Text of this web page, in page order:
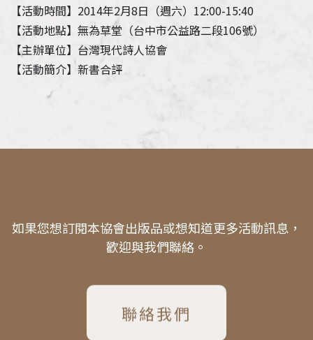
【活動時間】2014年2月8日（週六）12:00-15:40
【活動地點】無為草堂（台中市公益路二段106號）
【主辦單位】台灣現代詩人協會
【活動簡介】新書合評
如果您想訂閱本協會出版品或想知道更多活動訊息，
歡迎與我們聯絡。
聯絡我們